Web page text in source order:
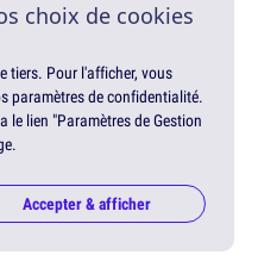
choix de cookies
tiers. Pour l'afficher, vous
paramètres de confidentialité.
le lien "Paramètres de Gestion
Accepter & afficher